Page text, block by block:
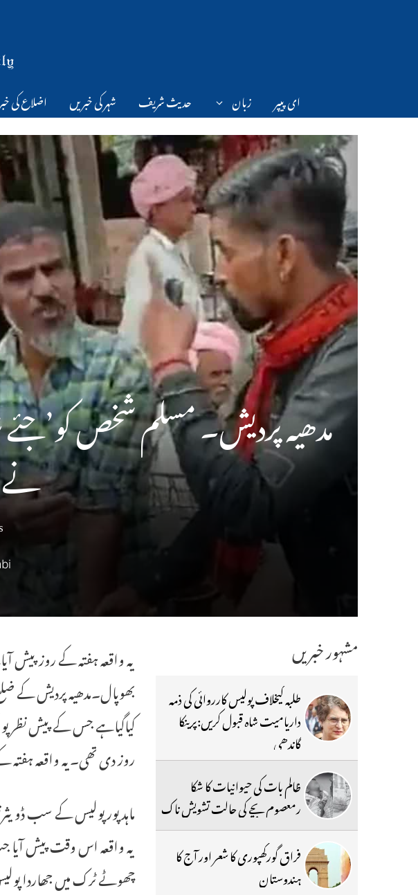
ای پیپر زبان حدیث شریف شہر کی خبریں اضلاع کی
مدھیہ پردیش۔ مسلم شخص کو’جئے
نے
یہ واقعہ ہفتہ کے روز پیش
بھوپال۔مدھیہ پردیش کے
کیاگیاہے جس کے پیش نظر
روز دی تھی۔یہ واقعہ ہفتہ
ماہد پور پولیس کے سب
یہ واقعہ اس وقت پیش آیا
چھوٹے ٹرک میں جھاردا
مشہور خبریں
طلبہ کیخلاف پولیس کارروائی کی ذمہ
داریامیت شاہ قبول کریں:پرینکا
گاندھی
ظالم بات کی حیوانیات کا شکا
رمعصوم بچے کی حالت تشویش ناک
فراق گورکھپوری کا شعر اور آج کا
ہندوستان